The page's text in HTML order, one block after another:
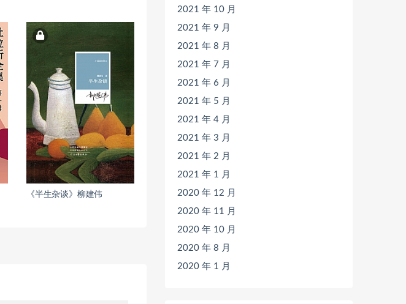
《半生杂谈》柳建伟
2021 年 10 月
2021 年 9 月
2021 年 8 月
2021 年 7 月
2021 年 6 月
2021 年 5 月
2021 年 4 月
2021 年 3 月
2021 年 2 月
2021 年 1 月
2020 年 12 月
2020 年 11 月
2020 年 10 月
2020 年 8 月
2020 年 1 月